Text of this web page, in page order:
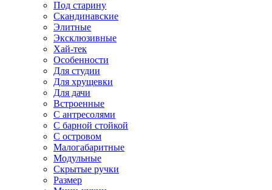
Под старину
Скандинавские
Элитные
Эксклюзивные
Хай-тек
Особенности
Для студии
Для хрущевки
Для дачи
Встроенные
С антресолями
С барной стойкой
С островом
Малогабаритные
Модульные
Скрытые ручки
Размер